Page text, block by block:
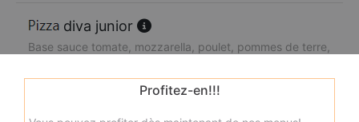
diva junior
Base sauce tomate, mozzarella, poulet, pommes de terre,
9.50€
Profitez-en!!!